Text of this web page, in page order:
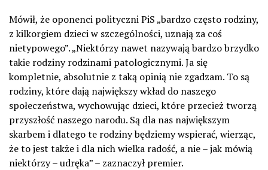
Mówił, że oponenci polityczni PiS „bardzo często rodziny,
z kilkorgiem dzieci w szczególności, uznają za coś
nietypowego”. „Niektórzy nawet nazywają bardzo brzydko
takie rodziny rodzinami patologicznymi. Ja się
kompletnie, absolutnie z taką opinią nie zgadzam. To są
rodziny, które dają największy wkład do naszego
społeczeństwa, wychowując dzieci, które przecież tworzą
przyszłość naszego narodu. Są dla nas największym
skarbem i dlatego te rodziny będziemy wspierać, wierząc,
że to jest także i dla nich wielka radość, a nie – jak mówią
niektórzy – udręka” – zaznaczył premier.